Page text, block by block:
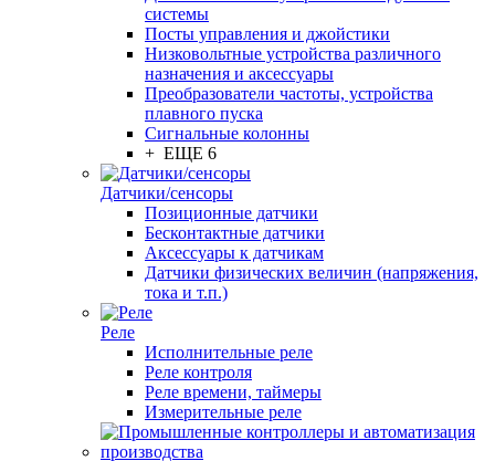
системы
Посты управления и джойстики
Низковольтные устройства различного
назначения и аксессуары
Преобразователи частоты, устройства
плавного пуска
Сигнальные колонны
+ ЕЩЕ 6
Датчики/сенсоры
Позиционные датчики
Бесконтактные датчики
Аксессуары к датчикам
Датчики физических величин (напряжения,
тока и т.п.)
Реле
Исполнительные реле
Реле контроля
Реле времени, таймеры
Измерительные реле